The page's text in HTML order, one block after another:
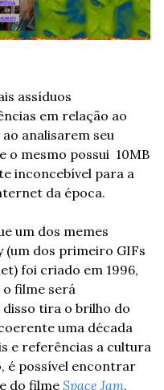
assíduos
em relação ao
analisarem seu
mesmo possui  10MB
inconcebível para a
da época.
um dos memes
(um dos primeiro GIFs
foi criado em 1996,
o filme será
tira o brilho do
uma década
e referências a cultura
é possível encontrar
do filme Space Jam,